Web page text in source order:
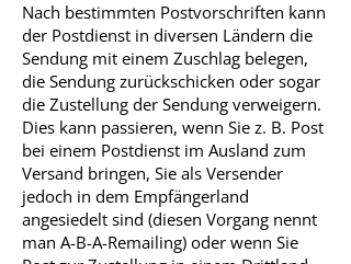
Nach bestimmten Postvorschriften kann
der Postdienst in diversen Ländern die
Sendung mit einem Zuschlag belegen,
die Sendung zurückschicken oder sogar
die Zustellung der Sendung verweigern.
Dies kann passieren, wenn Sie z. B. Post
bei einem Postdienst im Ausland zum
Versand bringen, Sie als Versender
jedoch in dem Empfängerland
angesiedelt sind (diesen Vorgang nennt
man A-B-A-Remailing) oder wenn Sie